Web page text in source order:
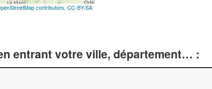
contributors, CC-BY-SA
entrant votre ville, département… :